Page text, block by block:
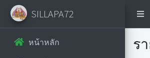
SILLAPA72
หน้าหลัก ร